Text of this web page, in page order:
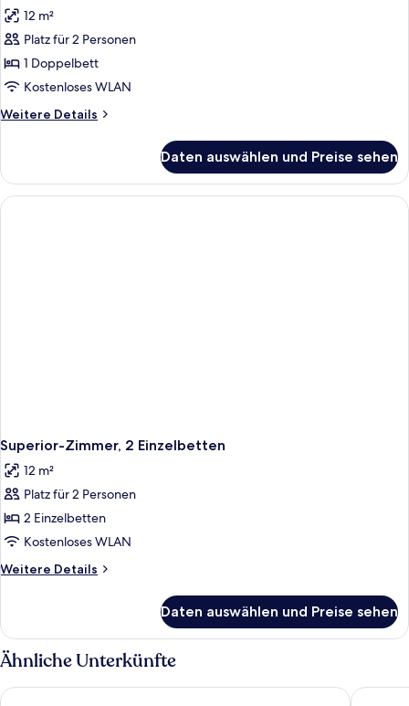
12 m²
Platz für 2 Personen
1 Doppelbett
Kostenloses WLAN
Weitere Details
Weitere
Doppelzimmer,
Doppelbett
Daten auswählen und Preise sehen
Superior-Zimmer, 2 Einzelbetten
12 m²
Platz für 2 Personen
2 Einzelbetten
Kostenloses WLAN
Weitere Details
Weitere
Zimmer,
2 Einzelbetten
Daten auswählen und Preise sehen
Ähnliche Unterkünfte
ibis budget Singapore Crystal ibis